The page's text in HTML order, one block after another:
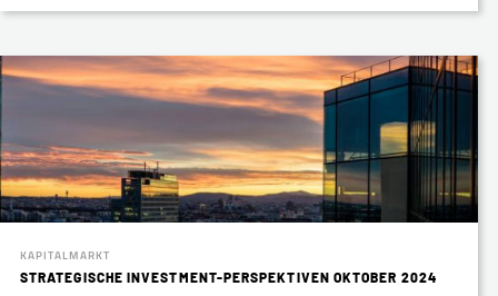
KAPITALMARKT
STRATEGISCHE INVESTMENT-PERSPEKTIVEN OKTOBER 2024